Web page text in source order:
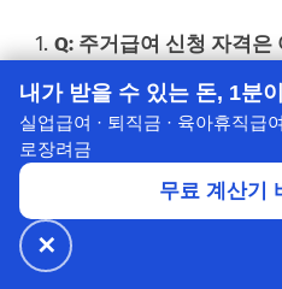
Q: 주거급여 신청 자격은
A: 소득 인정액이 기준
가구입니다. 자세한 기
니다.
Q: 소득 인정액은 어떻게
A: 실제 소득과 재산을
내가 받을 수 있는 돈, 1분
실업급여 · 퇴직금 · 육아휴직급
로장려금
무료 계산기
✕
🔥 넷플릭스·디즈니+
⭐ 7년의 신뢰